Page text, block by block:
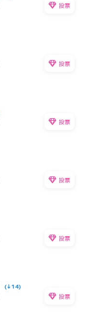
投票
投票
投票
投票
投票
(↓14)
投票